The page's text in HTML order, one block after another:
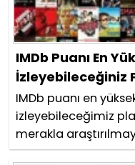
IMDb Puanı En
İzleyebileceğiniz
IMDb puanı en
izleyebileceğimiz
merakla